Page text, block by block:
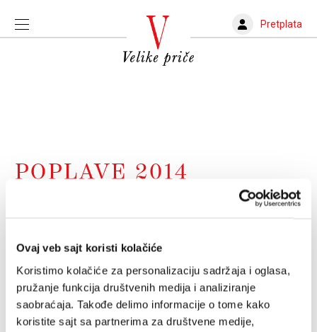
Ovaj veb sajt koristi kolačiće
Koristimo kolačiće za personalizaciju sadržaja i oglasa,
pružanje funkcija društvenih medija i analiziranje
saobraćaja. Takođe delimo informacije o tome kako
koristite sajt sa partnerima za društvene medije,
Pretplata
POPLAVE 2014
MIRJANA NARANDŽIĆ